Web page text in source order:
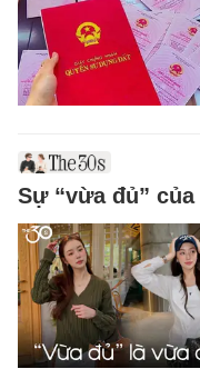
Sự “vừa đủ”